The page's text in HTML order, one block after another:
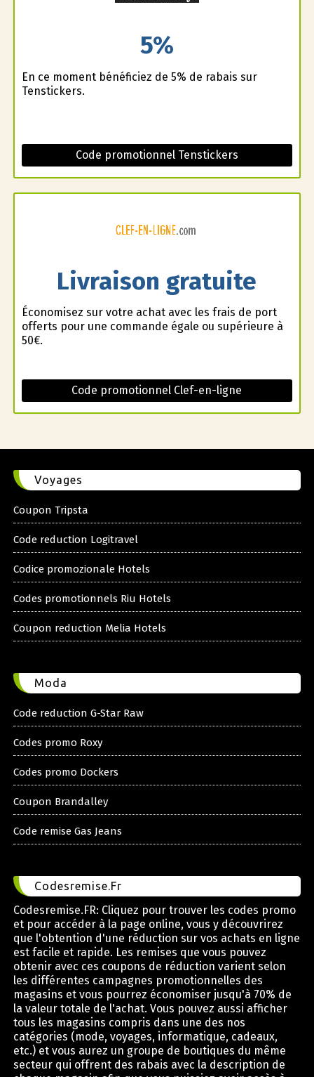
5%
En ce moment bénéficiez de 5% de rabais sur
Tenstickers.
Code promotionnel Tenstickers
Livraison gratuite
Économisez sur votre achat avec les frais de port
offerts pour une commande égale ou supérieure à
50€.
Code promotionnel Clef-en-ligne
Voyages
Coupon Tripsta
Code reduction Logitravel
Codice promozionale Hotels
Codes promotionnels Riu Hotels
Coupon reduction Melia Hotels
Moda
Code reduction G-Star Raw
Codes promo Roxy
Codes promo Dockers
Coupon Brandalley
Code remise Gas Jeans
Codesremise.Fr
Codesremise.FR: Cliquez pour trouver les codes promo
et pour accéder à la page online, vous y découvrirez
que l'obtention d'une réduction sur vos achats en ligne
est facile et rapide. Les remises que vous pouvez
obtenir avec ces coupons de réduction varient selon
les différentes campagnes promotionnelles des
magasins et vous pourrez économiser jusqu'à 70% de
la valeur totale de l'achat. Vous pouvez aussi afficher
tous les magasins compris dans une des nos
catégories (mode, voyages, informatique, cadeaux,
etc.) et vous aurez un groupe de boutiques du même
secteur qui offrent des rabais avec la description de